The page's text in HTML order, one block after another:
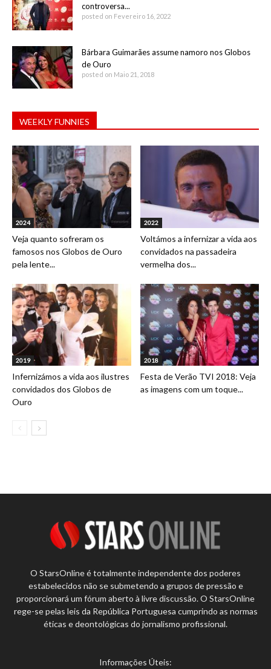
controversa...
posted on Fevereiro 16, 2022
Bárbara Guimarães assume namoro nos Globos
de Ouro
posted on Maio 21, 2018
WEEKLY FUNNIES
2024
Veja quanto sofreram os
famosos nos Globos de Ouro
pela lente...
2022
Voltámos a infernizar a vida aos
convidados na passadeira
vermelha dos...
2019
Infernizámos a vida aos ilustres
convidados dos Globos de
Ouro
2018
Festa de Verão TVI 2018: Veja
as imagens com um toque...
O StarsOnline é totalmente independente dos poderes
estabelecidos não se submetendo a grupos de pressão e
proporcionará um fórum aberto à livre discussão. O StarsOnline
rege-se pelas leis da República Portuguesa cumprindo as normas
éticas e deontológicas do jornalismo profissional.
Informações Úteis: